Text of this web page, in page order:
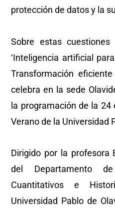
protección de datos y la
Sobre estas
‘Inteligencia artificial
Transformación
celebra en la sede
la programación de la
Verano de la Universidad
Dirigido por la profesora
del Departamento
Cuantitativos e
Universidad Pablo de